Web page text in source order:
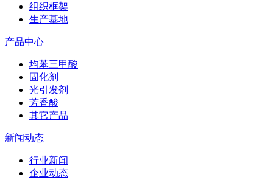
组织框架
生产基地
产品中心
均苯三甲酸
固化剂
光引发剂
芳香酸
其它产品
新闻动态
行业新闻
企业动态